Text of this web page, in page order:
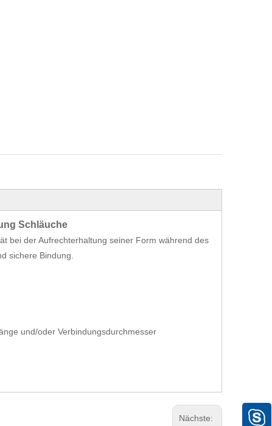
Schläuche
bei der Aufrechterhaltung seiner Form während des
sichere Bindung.
und/oder Verbindungsdurchmesser
Nächste: